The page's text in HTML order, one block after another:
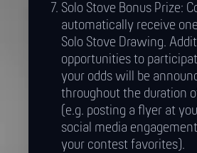
Solo Stove Bonus Prize:
automatically receive
Solo Stove Drawing.
opportunities to
your odds will be
throughout the duration
(e.g. posting a flyer at
social media
your contest favorites).